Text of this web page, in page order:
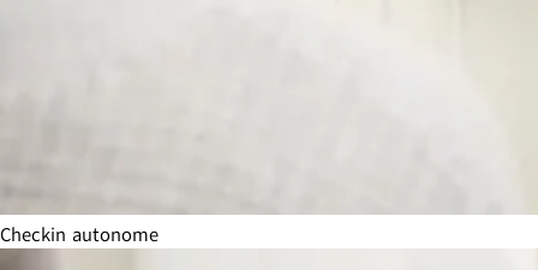
Checkin autonome